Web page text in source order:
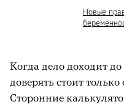
Новые
Когда дело доходит
доверять стоит
Сторонние